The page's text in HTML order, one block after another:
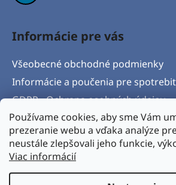
Používame cookies, aby sme Vám
prezeranie webu a vďaka analýze
neustále zlepšovali jeho funkcie,
Viac informácií
Informácie pre vás
Všeobecné obchodné podmienky
Informácie a poučenia pre
GDPR - Ochrana osobných údajov
Formulár na odstúpenie od zmluvy
Postup pri vytknutí vady produktu a
protokol